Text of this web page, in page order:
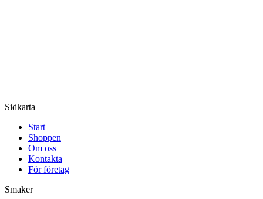
Sidkarta
Start
Shoppen
Om oss
Kontakta
För företag
Smaker